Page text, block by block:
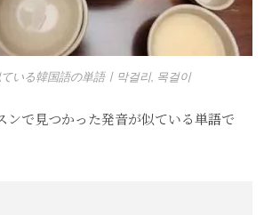
いる韓国語の単語ㅣ막걸리, 목걸이
ンで見つかった発音が似ている単語で